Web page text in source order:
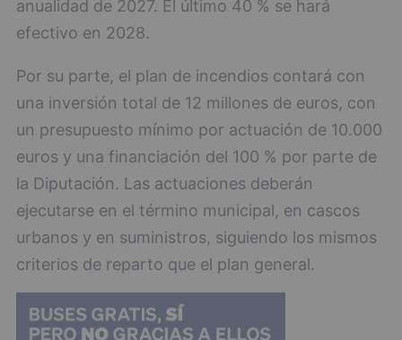
anualidad de 2027. El último 40 % se hará
efectivo en 2028.
Por su parte, el plan de incendios contará con
una inversión total de 12 millones de euros, con
un presupuesto mínimo por actuación de 10.000
euros y una financiación del 100 % por parte de
la Diputación. Las actuaciones deberán
ejecutarse en el término municipal, en cascos
urbanos y en suministros, siguiendo los mismos
criterios de reparto que el plan general.